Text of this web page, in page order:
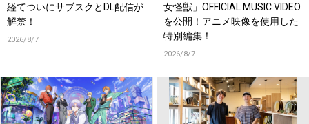
経てついにサブスクとDL配信が
解禁！
2026/8/7
女怪獣」OFFICIAL MUSIC VIDEO
を公開！アニメ映像を使用した
特別編集！
2026/8/7